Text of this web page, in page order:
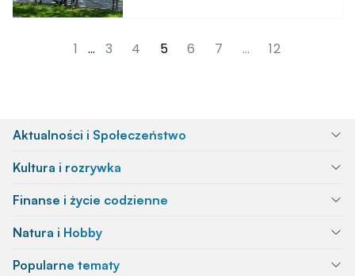
1 … 3 4 5 6 7 … 12
Aktualności i Społeczeństwo
Kultura i rozrywka
Finanse i życie codzienne
Natura i Hobby
Popularne tematy